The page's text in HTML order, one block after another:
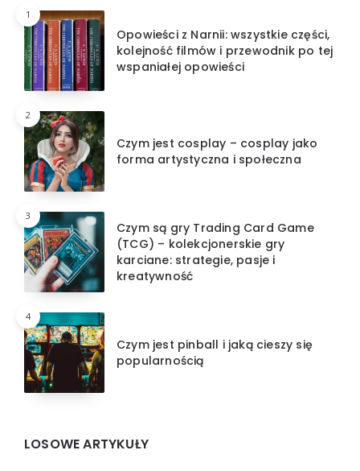
1
Opowieści z Narnii: wszystkie części,
kolejność filmów i przewodnik po tej
wspaniałej opowieści
2
Czym jest cosplay – cosplay jako
forma artystyczna i społeczna
3
Czym są gry Trading Card Game
(TCG) – kolekcjonerskie gry
karciane: strategie, pasje i
kreatywność
4
Czym jest pinball i jaką cieszy się
popularnością
LOSOWE ARTYKUŁY